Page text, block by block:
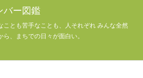
バー図鑑
ことも苦手なことも、人それぞれ みんな全然
ら、まちでの日々が面白い。